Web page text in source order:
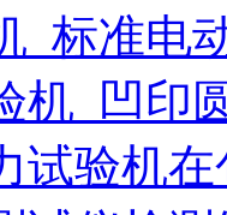
_标准电
机_凹印
试验机